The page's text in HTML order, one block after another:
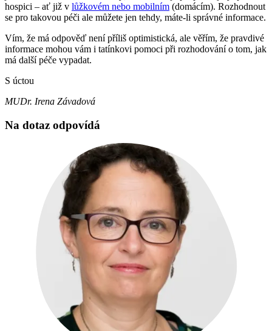
hospici – ať již v lůžkovém nebo mobilním (domácím). Rozhodnout
se pro takovou péči ale můžete jen tehdy, máte-li správné informace.
Vím, že má odpověď není příliš optimistická, ale věřím, že pravdivé
informace mohou vám i tatínkovi pomoci při rozhodování o tom, jak
má další péče vypadat.
S úctou
MUDr. Irena Závadová
Na dotaz odpovídá